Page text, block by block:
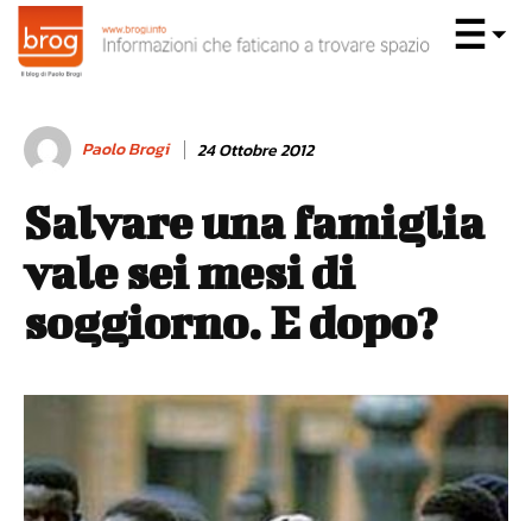
Paolo Brogi 24 Ottobre 2012
Salvare una famiglia
vale sei mesi di
soggiorno. E dopo?